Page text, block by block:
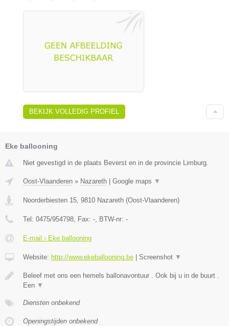
BEKIJK VOLLEDIG PROFIEL
Eke ballooning
Niet gevestigd in de plaats Beverst en in de provincie Limburg.
Oost-Vlaanderen » Nazareth Google maps ▼
Noorderbiesten 15, 9810 Nazareth (Oost-Vlaanderen)
Tel: 0475/954798, Fax: -, BTW-nr: -
E-mail › Eke ballooning
Website: http://www.ekeballooning.be Screenshot ▼
Beleef met ons een hemels ballonavontuur . Ook bij u in de buurt .
Een ▼
Diensten onbekend
Openingstijden onbekend